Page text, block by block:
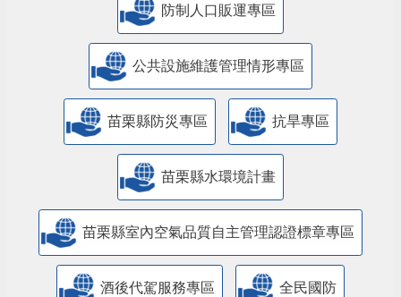
防制人口販運專區
​公共設施維護管理情形專區
苗栗縣防災專區 抗旱專區
苗栗縣水環境計畫
苗栗縣室內空氣品質自主管理認證標章專區
酒後代駕服務專區 全民國防